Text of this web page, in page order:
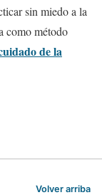
sin miedo a la
como método
de la
Volver arriba